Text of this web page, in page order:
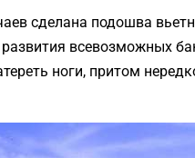
сделана подошва
всевозможных
ноги, притом